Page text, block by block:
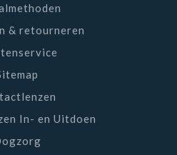
& retourneren
In- en Uitdoen